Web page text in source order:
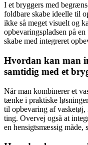
I et bryggers med
foldbare skabe ideelle til
ikke så meget visuelt og
opbevaringspladsen på
skabe med integreret
Hvordan kan man
samtidig med et
Når man kombinerer et
tænke i praktiske
til opbevaring af
ting. Overvej også at
en hensigtsmæssig måde,